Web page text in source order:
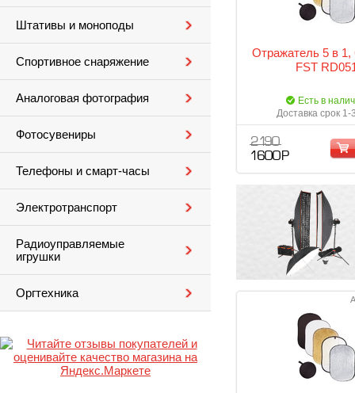
Штативы и моноподы
Спортивное снаряжение
Аналоговая фотография
Фотосувениры
Телефоны и смарт-часы
Электротранспорт
Радиоуправляемые
игрушки
Оргтехника
Отражатель 5 в 1,
FST
Есть в
Доставка срок 1-
2 190
1 600 Р